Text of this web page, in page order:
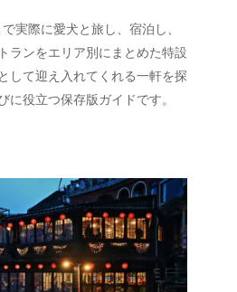
実際に愛犬と旅し、宿泊し、
ランをエリア別にまとめた特設
して迎え入れてくれる一軒を探
に役立つ保存版ガイドです。